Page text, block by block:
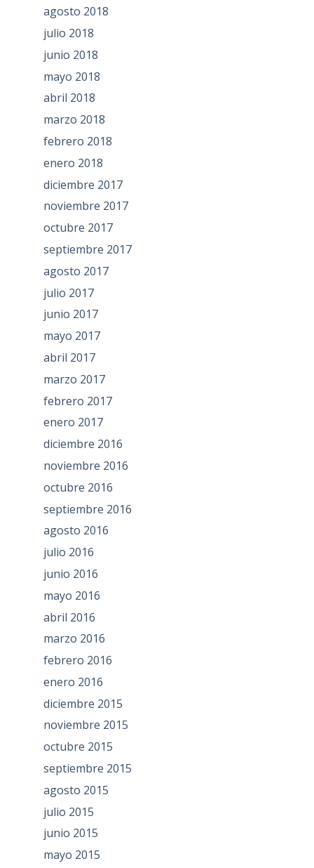
agosto 2018
julio 2018
junio 2018
mayo 2018
abril 2018
marzo 2018
febrero 2018
enero 2018
diciembre 2017
noviembre 2017
octubre 2017
septiembre 2017
agosto 2017
julio 2017
junio 2017
mayo 2017
abril 2017
marzo 2017
febrero 2017
enero 2017
diciembre 2016
noviembre 2016
octubre 2016
septiembre 2016
agosto 2016
julio 2016
junio 2016
mayo 2016
abril 2016
marzo 2016
febrero 2016
enero 2016
diciembre 2015
noviembre 2015
octubre 2015
septiembre 2015
agosto 2015
julio 2015
junio 2015
mayo 2015